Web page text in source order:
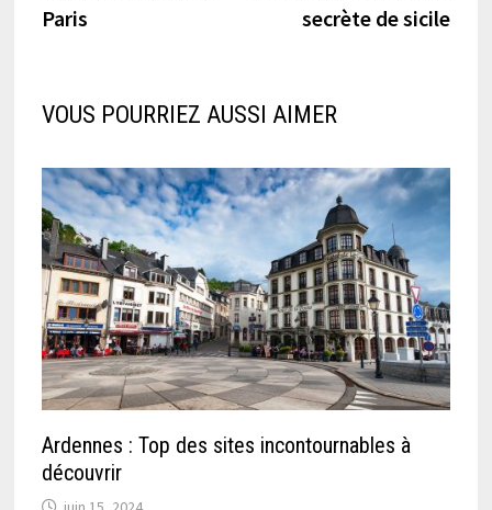
Paris
secrète de sicile
VOUS POURRIEZ AUSSI AIMER
Ardennes : Top des sites incontournables à
découvrir